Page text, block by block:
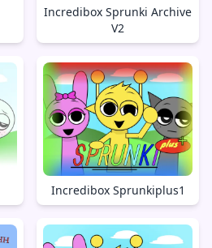
Incredibox Sprunki Archive
V2
Incredibox Sprunkiplus1